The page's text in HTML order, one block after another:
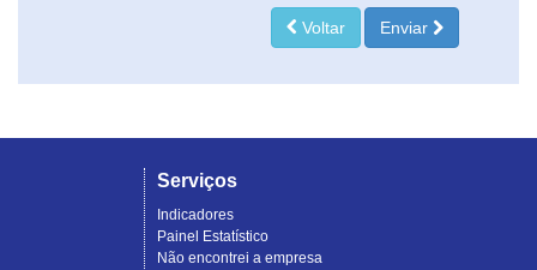
Voltar Enviar
Serviços
Indicadores
Painel Estatístico
Não encontrei a empresa